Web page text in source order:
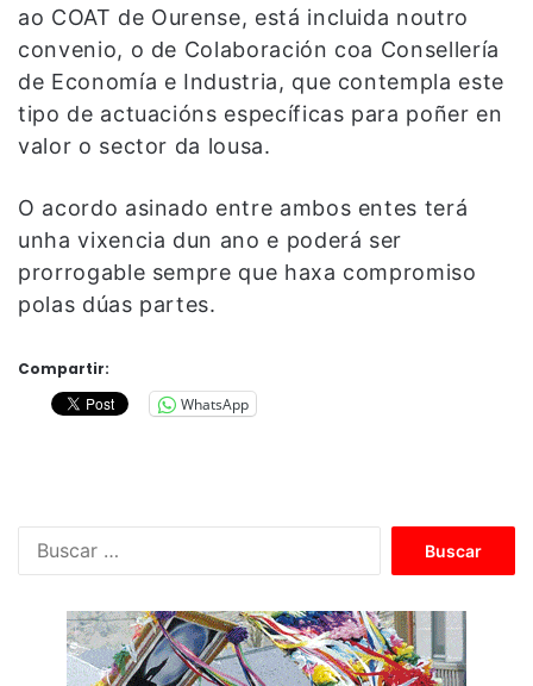
ao COAT de Ourense, está incluida noutro
convenio, o de Colaboración coa Consellería
de Economía e Industria, que contempla este
tipo de actuacións específicas para poñer en
valor o sector da lousa.
O acordo asinado entre ambos entes terá
unha vixencia dun ano e poderá ser
prorrogable sempre que haxa compromiso
polas dúas partes.
Compartir:
WhatsApp
c
a
r